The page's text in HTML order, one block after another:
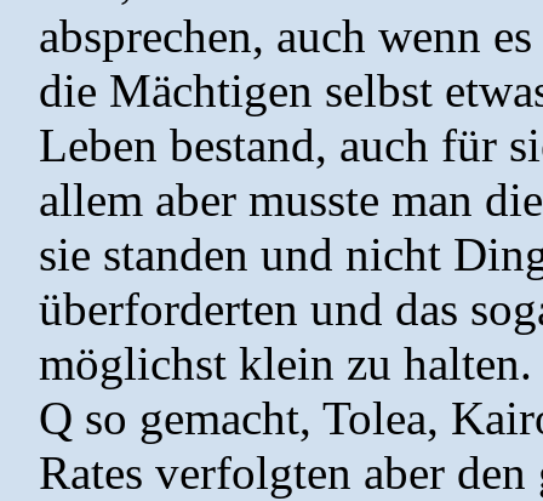
absprechen, auch wenn
die Mächtigen selbst
Leben bestand, auch für
allem aber musste man
sie standen und nicht
überforderten und das
möglichst klein zu
Q so gemacht, Tolea,
Rates verfolgten aber den